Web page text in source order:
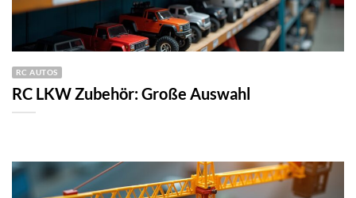
RC AUTOS
RC LKW Zubehör: Große Auswahl